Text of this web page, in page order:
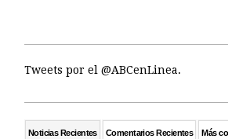
Tweets por el @ABCenLinea.
Noticias Recientes Comentarios Recientes Más